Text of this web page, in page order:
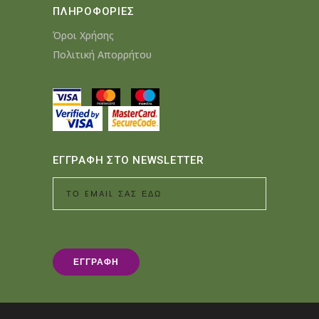
ΠΛΗΡΟΦΟΡΙΕΣ
Όροι Χρήσης
Πολιτική Απορρήτου
ΕΓΓΡΑΦΗ ΣΤΟ NEWSLETTER